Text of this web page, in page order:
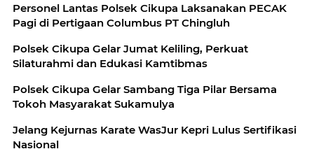
Personel Lantas Polsek Cikupa Laksanakan PECAK
Pagi di Pertigaan Columbus PT Chingluh
Polsek Cikupa Gelar Jumat Keliling, Perkuat
Silaturahmi dan Edukasi Kamtibmas
Polsek Cikupa Gelar Sambang Tiga Pilar Bersama
Tokoh Masyarakat Sukamulya
Jelang Kejurnas Karate WasJur Kepri Lulus Sertifikasi
Nasional